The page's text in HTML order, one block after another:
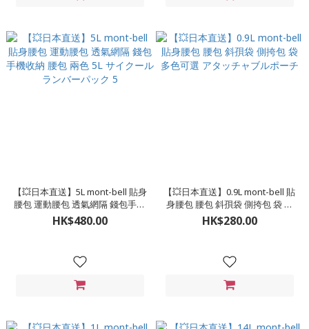
【💥日本直送】5L mont-bell 貼身
腰包 運動腰包 透氣網隔 錢包手機
收納 腰包 兩色 5L サイクールラン
バーパック 5
HK$480.00
【💥日本直送】0.9L mont-bell 貼
身腰包 腰包 斜孭袋 側挎包 袋 多
色可選 アタッチャブルポーチ
HK$280.00